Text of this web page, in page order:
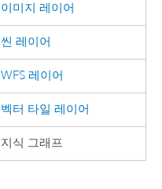
이미지 레이어
씬 레이어
WFS 레이어
벡터 타일 레이어
지식 그래프